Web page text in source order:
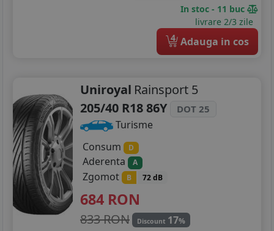
In stoc - 11 buc
livrare 2/3 zile
4 Adauga in cos
Uniroyal Rainsport 5
205/40 R18 86Y
DOT 25
Turisme
Consum
D
Aderenta A
Zgomot B 72 dB
684 RON
833 RON Discount 17%